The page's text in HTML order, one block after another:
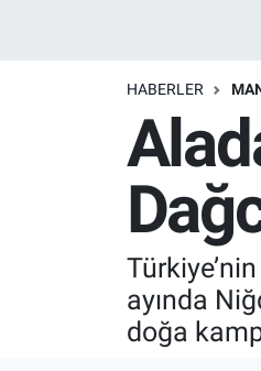
HABERLER
ayında
doğa
Resmi İlanlar
Son Dakika
Uşak Haberleri